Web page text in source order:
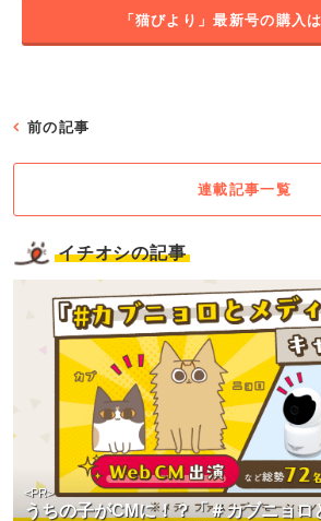
「猫びより」最新号の購入
前の記事
連載記事一覧
イチオシの記事
うちの子がCMに！？「＃カブニョロ
<PR>